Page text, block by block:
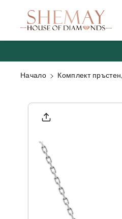
съдържа
нието
Начало Комплект
към
информа
цията за